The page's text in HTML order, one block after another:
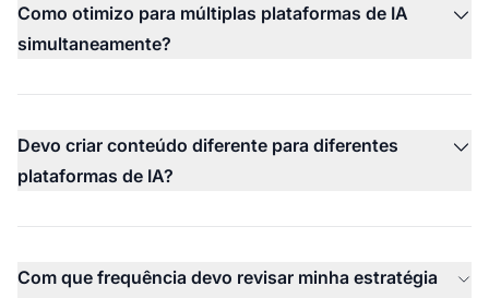
Como otimizo para múltiplas plataformas de IA
simultaneamente?
Devo criar conteúdo diferente para diferentes
plataformas de IA?
Com que frequência devo revisar minha estratégia